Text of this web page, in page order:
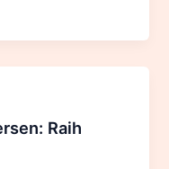
Raih